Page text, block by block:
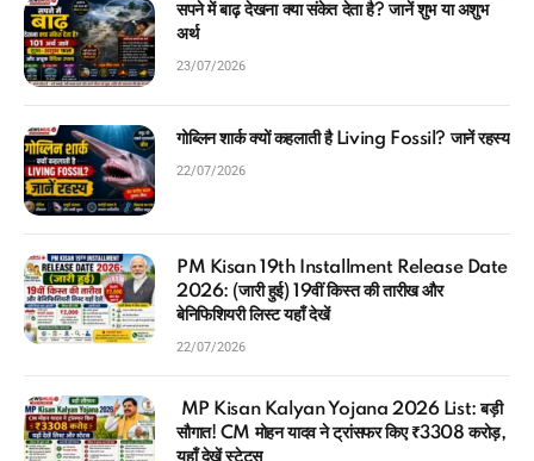
सपने में बाढ़ देखना क्या संकेत देता है? जानें शुभ या अशुभ
अर्थ
23/07/2026
गोब्लिन शार्क क्यों कहलाती है Living Fossil? जानें रहस्य
22/07/2026
PM Kisan 19th Installment Release Date
2026: (जारी हुई) 19वीं किस्त की तारीख और
बेनिफिशियरी लिस्ट यहाँ देखें
22/07/2026
MP Kisan Kalyan Yojana 2026 List: बड़ी
सौगात! CM मोहन यादव ने ट्रांसफर किए ₹3308 करोड़,